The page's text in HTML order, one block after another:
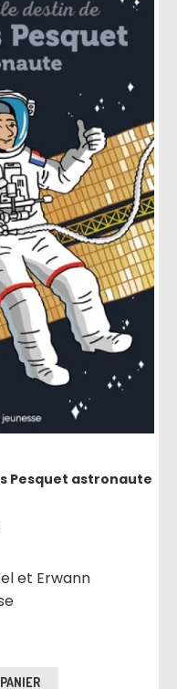
Pesquet astronaute
et Erwann